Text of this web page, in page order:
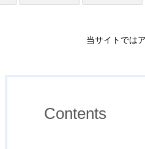
当サイトでは
Contents